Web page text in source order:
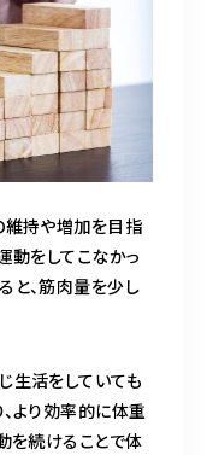
維持や増加を目指
動をしてこなかっ
と、筋肉量を少し
生活をしていても
より効率的に体重
を続けることで体